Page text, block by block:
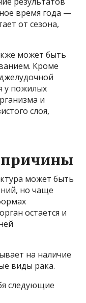
время года —
от сезона,
может быть
Кроме
у пожилых
и
слоя,
причины
может быть
но чаще
остается и
на наличие
виды рака.
следующие